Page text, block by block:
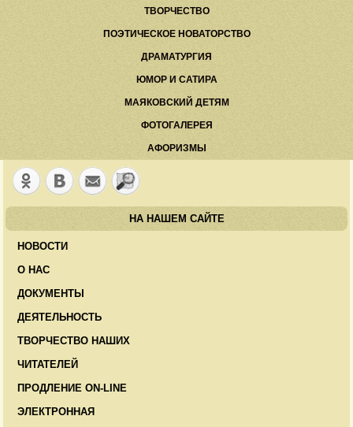
ТВОРЧЕСТВО
ПОЭТИЧЕСКОЕ НОВАТОРСТВО
ДРАМАТУРГИЯ
ЮМОР И САТИРА
МАЯКОВСКИЙ ДЕТЯМ
ФОТОГАЛЕРЕЯ
АФОРИЗМЫ
НА НАШЕМ САЙТЕ
НОВОСТИ
О НАС
ДОКУМЕНТЫ
ДЕЯТЕЛЬНОСТЬ
ТВОРЧЕСТВО НАШИХ
ЧИТАТЕЛЕЙ
ПРОДЛЕНИЕ ON-LINE
ЭЛЕКТРОННАЯ